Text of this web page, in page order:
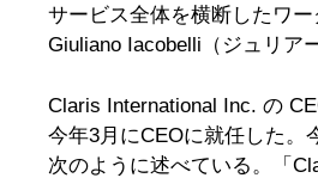
サービス全体を横断したワ
Giuliano Iacobelli（ジュリア
Claris International Inc. の
今年3月にCEOに就任した。
次のように述べている。「